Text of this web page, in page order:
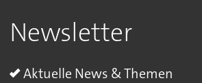
Newsletter
Aktuelle News & Themen